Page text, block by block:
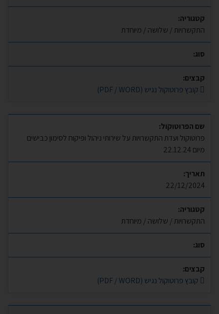
קטגוריה:
התקשרויות / שלושה / מיוחדת
סוג:
קבצים:
קובץ פרוטוקול נגיש (PDF / WORD)
שם הפרוטוקול:
פרוטוקול ועדת התקשרויות על שירותי ניהול ופיקוח לסימון כבישים
מיום 22.12.24
תאריך:
22/12/2024
קטגוריה:
התקשרויות / שלושה / מיוחדת
סוג:
קבצים:
קובץ פרוטוקול נגיש (PDF / WORD)